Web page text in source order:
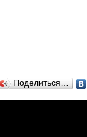
Поделиться…